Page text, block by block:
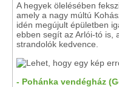
A hegyek ölelésében
amely a nagy múltú
idén megújult épületben
ebben segít az Arlói-tó is,
strandolók kedvence.
- Pohánka vendégház